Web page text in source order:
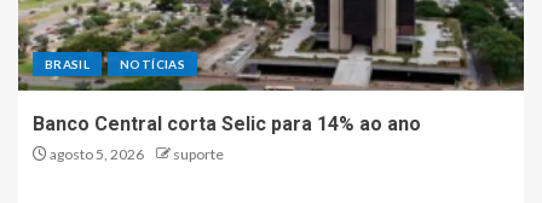
BRASIL NOTÍCIAS
Banco Central corta Selic para 14% ao ano
agosto 5, 2026 suporte